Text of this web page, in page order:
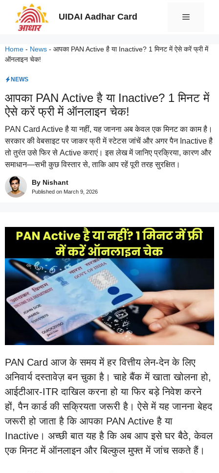
UIDAI Aadhar Card Menu
Home - News - आपका PAN Active है या Inactive? 1 मिनट में ऐसे करें फ्री में
ऑनलाइन चेक!
NEWS
आपका PAN Active है या Inactive? 1 मिनट में
ऐसे करें फ्री में ऑनलाइन चेक!
PAN Card Active है या नहीं, यह जानना अब केवल एक मिनट का काम है।
सरकार की वेबसाइट पर जाकर फ्री में स्टेटस जांचें और अगर पैन Inactive है
तो तुरंत उसे फिर से Active कराएं। इस लेख में जानिए प्रक्रिया, कारण और
समाधान—सभी कुछ विस्तार से, ताकि आप रहें पूरी तरह सुरक्षित।
By Nishant
Published on March 9, 2026
PAN Card आज के समय में हर वित्तीय लेन-देन के लिए
अनिवार्य दस्तावेज़ बन चुका है। चाहे बैंक में खाता खोलना हो,
आईटीआर-ITR दाखिल करना हो या फिर बड़े निवेश करने
हों, पैन कार्ड की सक्रियता जरूरी है। ऐसे में यह जानना बेहद
जरूरी हो जाता है कि आपका PAN Active है या
Inactive। अच्छी बात यह है कि अब आप इसे घर बैठे, केवल
एक मिनट में ऑनलाइन और बिल्कुल मुफ्त में जांच सकते हैं।